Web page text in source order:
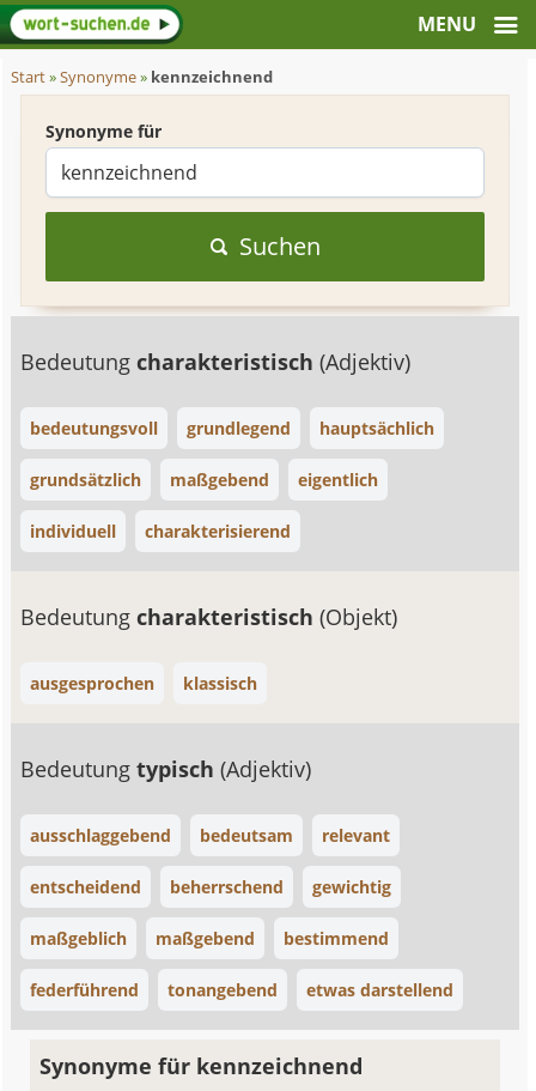
Start»Synonyme» kennzeichnend
Synonyme für
Suchen
Bedeutungcharakteristisch(Adjektiv)
bedeutungsvoll grundlegend hauptsächlich
grundsätzlich maßgebend eigentlich
individuell charakterisierend
Bedeutungcharakteristisch(Objekt)
ausgesprochen klassisch
Bedeutungtypisch(Adjektiv)
ausschlaggebend bedeutsam relevant
entscheidend beherrschend gewichtig
maßgeblich maßgebend bestimmend
federführend tonangebend etwas darstellend
Synonyme für kennzeichnend